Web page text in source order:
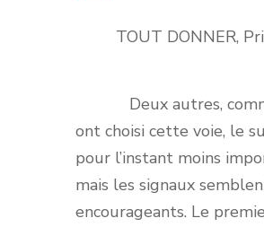
TOUT DONNER,
Deux autres,
ont choisi cette voie, le
pour l’instant moins
mais les signaux
encourageants. Le